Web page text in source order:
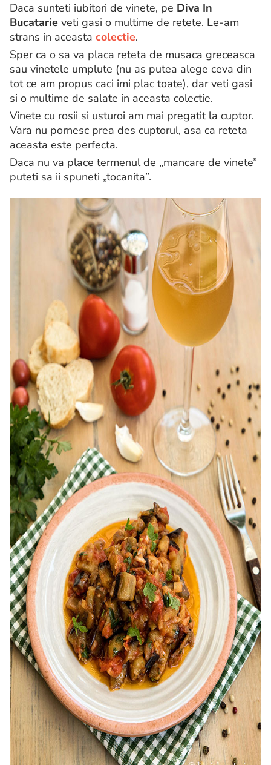
Daca sunteti iubitori de vinete, pe Diva In
Bucatarie veti gasi o multime de retete. Le-am
strans in aceasta colectie.
Sper ca o sa va placa reteta de musaca greceasca
sau vinetele umplute (nu as putea alege ceva din
tot ce am propus caci imi plac toate), dar veti gasi
si o multime de salate in aceasta colectie.
Vinete cu rosii si usturoi am mai pregatit la cuptor.
Vara nu pornesc prea des cuptorul, asa ca reteta
aceasta este perfecta.
Daca nu va place termenul de „mancare de vinete”
puteti sa ii spuneti „tocanita”.